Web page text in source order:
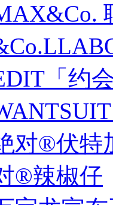
「约会
对®伏特
®辣椒仔